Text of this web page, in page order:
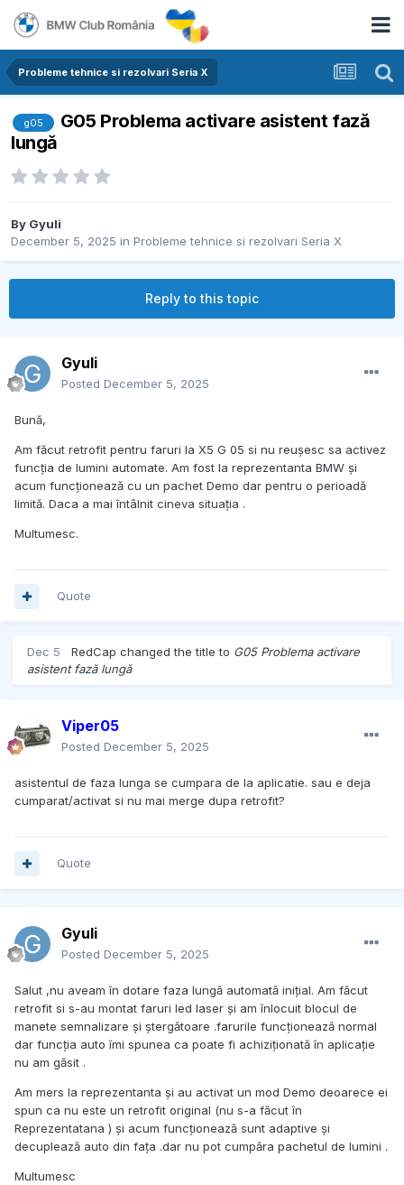
Probleme tehnice si rezolvari Seria X
g05
G05 Problema activare asistent fază
lungă
By Gyuli
December 5, 2025 in Probleme tehnice si rezolvari Seria X
Reply to this topic
Gyuli
Posted December 5, 2025
Bună,
Am făcut retrofit pentru faruri la X5 G 05 si nu reușesc sa activez
funcția de lumini automate. Am fost la reprezentanta BMW și
acum funcționează cu un pachet Demo dar pentru o perioadă
limită. Daca a mai întâlnit cineva situația .
Multumesc.
Quote
Dec 5 RedCap changed the title to G05 Problema activare
asistent fază lungă
Viper05
Posted December 5, 2025
asistentul de faza lunga se cumpara de la aplicatie. sau e deja
cumparat/activat si nu mai merge dupa retrofit?
Quote
Gyuli
Posted December 5, 2025
Salut ,nu aveam în dotare faza lungă automată inițial. Am făcut
retrofit si s-au montat faruri led laser și am înlocuit blocul de
manete semnalizare și ștergătoare .farurile funcționează normal
dar funcția auto îmi spunea ca poate fi achiziționată în aplicație
nu am găsit .
Am mers la reprezentanta și au activat un mod Demo deoarece ei
spun ca nu este un retrofit original (nu s-a făcut în
Reprezentatana ) și acum funcționează sunt adaptive și
decuplează auto din fața .dar nu pot cumpăra pachetul de lumini .
Multumesc